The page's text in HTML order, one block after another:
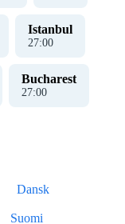
Istanbul
27:00
Bucharest
27:00
Dansk
Suomi